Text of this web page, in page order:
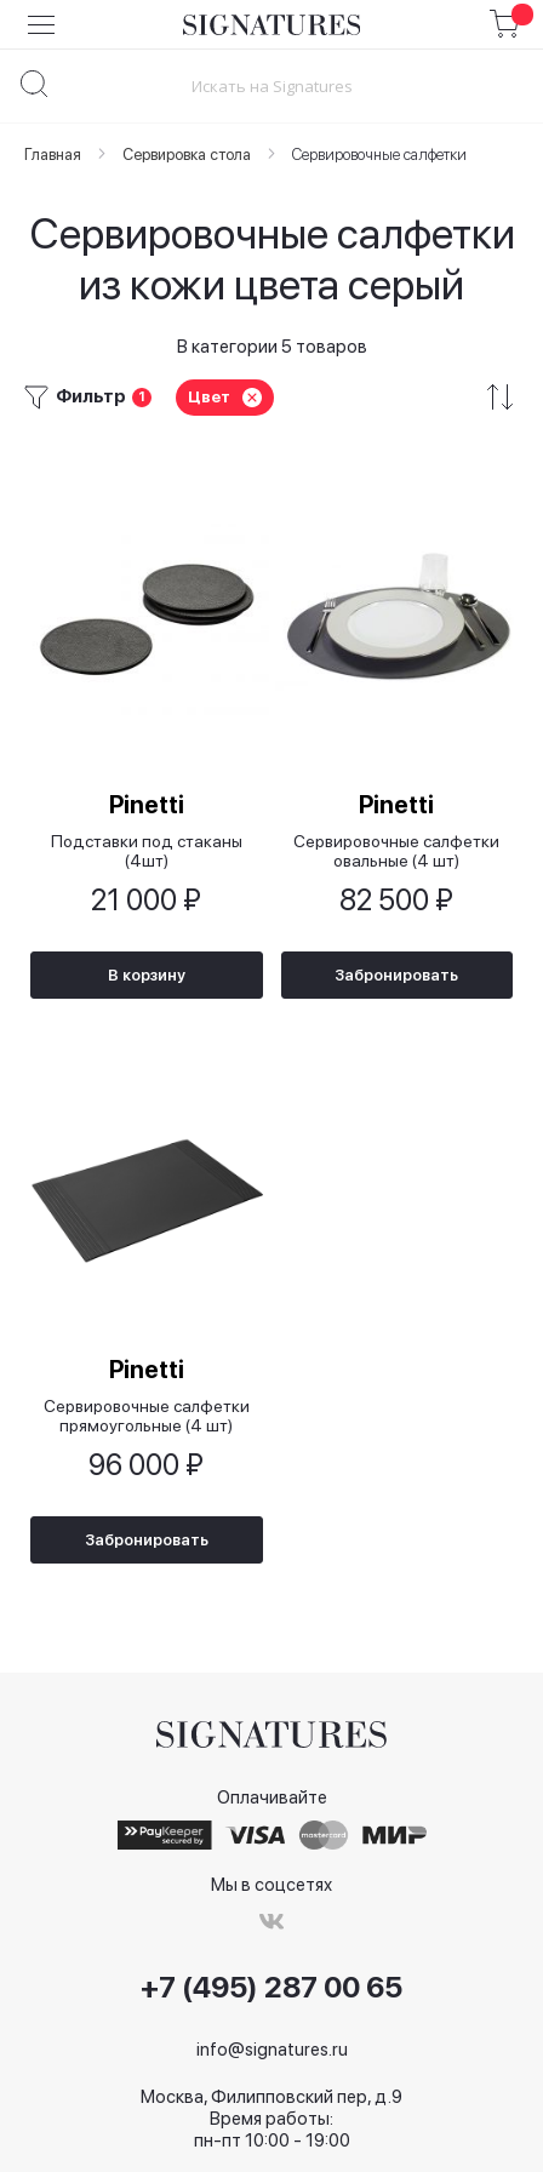
Skip
to
Главная Сервировка стола Сервировочные салфетки
Сервировочные салфетки
из кожи цвета серый
В категории 5 товаров
Фильтр 1 Цвет
Pinetti
Подставки под стаканы
(4шт)
21 000 ₽
В корзину
Pinetti
Cервировочные салфетки
овальные (4 шт)
82 500 ₽
Забронировать
Pinetti
Cервировочные салфетки
прямоугольные (4 шт)
96 000 ₽
Забронировать
Оплачивайте
Мы в соцсетях
+7 (495) 287 00 65
info@signatures.ru
Москва, Филипповский пер, д.9
Время работы:
пн-пт 10:00 - 19:00